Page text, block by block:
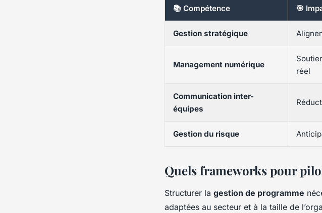
📚 Compétence 🎯
Gestion stratégique
Management numérique
réel
Communication inter-
équipes
Gestion du risque
Quels frameworks pour
Structurer la gestion de programme
adaptées au secteur et à la taille de